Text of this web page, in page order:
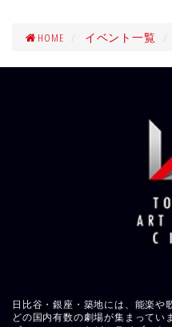
HOME イベント一覧
日比谷・銀座・築地には、能楽や
どの国内有数の劇場が集まってい